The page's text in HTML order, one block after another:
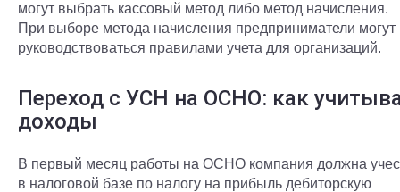
могут выбрать кассовый метод либо метод начисления.
При выборе метода начисления предприниматели могут
руководствоваться правилами учета для организаций.
Переход с УСН на ОСНО: как
доходы
В первый месяц работы на ОСНО компания должна
в налоговой базе по налогу на прибыль дебиторскую